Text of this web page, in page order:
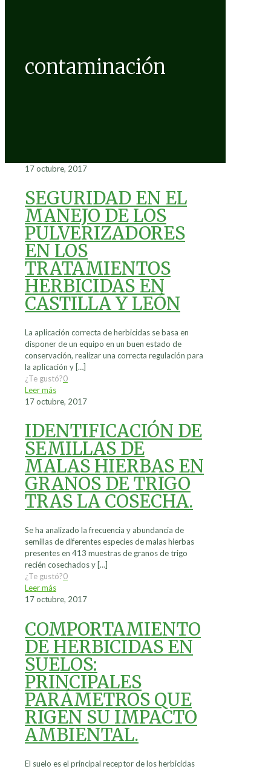
contaminación
17 octubre, 2017
SEGURIDAD EN EL
MANEJO DE LOS
PULVERIZADORES
EN LOS
TRATAMIENTOS
HERBICIDAS EN
CASTILLA Y LEÓN
La aplicación correcta de herbicidas se basa en
disponer de un equipo en un buen estado de
conservación, realizar una correcta regulación para
la aplicación y […]
¿Te gustó?0
Leer más
17 octubre, 2017
IDENTIFICACIÓN DE
SEMILLAS DE
MALAS HIERBAS EN
GRANOS DE TRIGO
TRAS LA COSECHA.
Se ha analizado la frecuencia y abundancia de
semillas de diferentes especies de malas hierbas
presentes en 413 muestras de granos de trigo
recién cosechados y […]
¿Te gustó?0
Leer más
17 octubre, 2017
COMPORTAMIENTO
DE HERBICIDAS EN
SUELOS:
PRINCIPALES
PARÁMETROS QUE
RIGEN SU IMPACTO
AMBIENTAL.
El suelo es el principal receptor de los herbicidas